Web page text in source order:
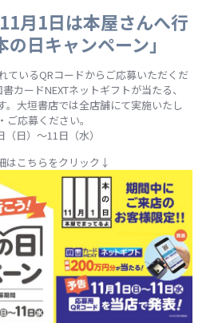
月1日は本屋さんへ行
日キャンペーン」
ているQRコードからご応募いただくだ
カードNEXTネットギフトが当たる、
。大垣書店では全店舗にて実施いたし
応募ください。
日）～11日（水）
はこちらをクリック↓